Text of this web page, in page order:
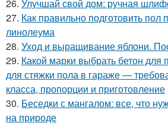
26. Улучшай свой дом: ручная
27. Как правильно подготовить пол
линолеума
28. Уход и выращивание яблони.
29. Какой марки выбрать бетон для
для стяжки пола в гараже —
класса, пропорции и приготовление
30. Беседки с мангалом: все, что
на природе